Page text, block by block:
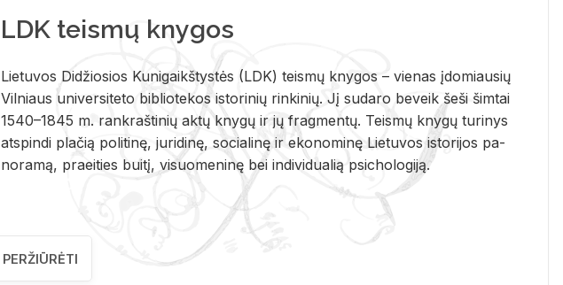
LDK teismų knygos
Lie­tu­vos Di­džio­sios Ku­ni­gaikš­tys­tės (LDK) teis­mų kny­gos – vie­nas įdo­miau­sių
Vil­niaus uni­ver­si­te­to bi­b­lio­te­kos is­to­ri­nių rin­ki­nių. Jį su­da­ro be­veik šeši šim­tai
1540–1845 m. rank­raš­ti­nių aktų kny­gų ir jų frag­men­tų. Teis­mų kny­gų tu­ri­nys
at­spin­di pla­čią po­li­ti­nę, ju­ri­di­nę, so­cia­li­nę ir eko­no­mi­nę Lie­tu­vos is­to­ri­jos pa­
no­ra­mą, pra­ei­ties bui­tį, vi­suo­me­ni­nę bei in­di­vi­dua­lią psi­cho­lo­gi­ją.
PERŽIŪRĖTI